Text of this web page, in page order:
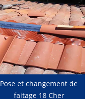
Pose et changement de
faitage 18 Cher